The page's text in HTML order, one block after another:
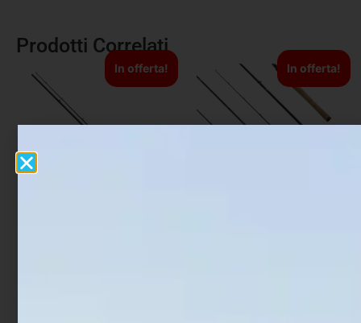
Prodotti Correlati
In offerta! In offerta!